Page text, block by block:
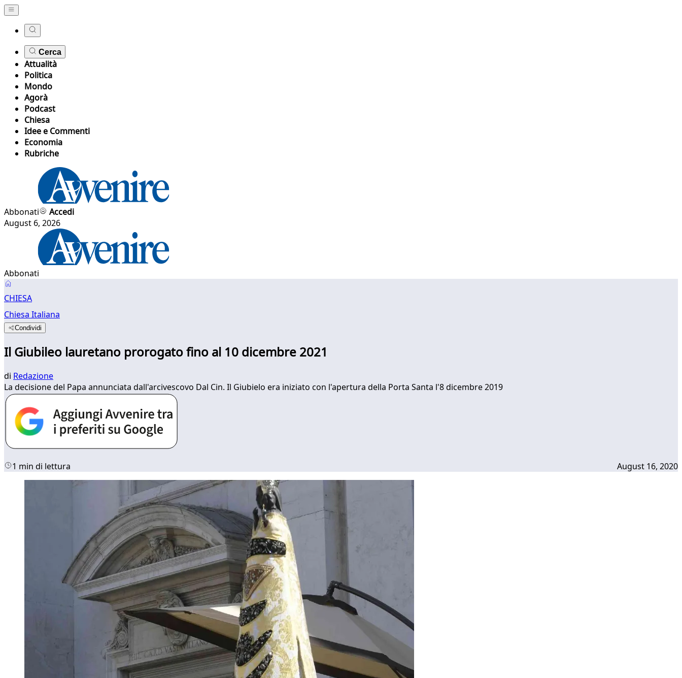
Cerca
Attualità
Politica
Mondo
Agorà
Podcast
Chiesa
Idee e Commenti
Economia
Rubriche
Abbonati
Accedi
August 6, 2026
Abbonati
CHIESA
Chiesa Italiana
Condividi
Il Giubileo lauretano prorogato fino al 10 dicembre 2021
di Redazione
La decisione del Papa annunciata dall'arcivescovo Dal Cin. Il Giubielo era iniziato con l'apertura della Porta Santa l'8 dicembre 2019
1 min di lettura August 16, 2020